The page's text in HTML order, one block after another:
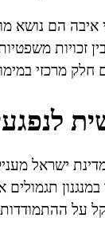
הם נושא
זכויות
מרכזי
ישראל
על